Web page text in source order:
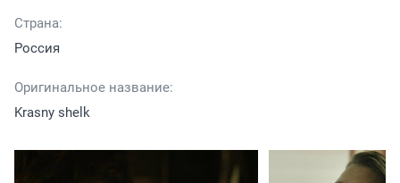
Страна:
Россия
Оригинальное название:
Krasny shelk